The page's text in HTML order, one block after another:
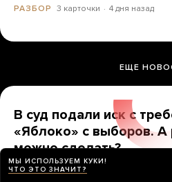
РАЗБОР 3 карточки 4 дня назад
ЕЩЕ
В суд подали иск с
«Яблоко» с выборов. А
можно сделать?
До какой даты надо
МЫ ИСПОЛЬЗУЕМ КУКИ!
ЧТО ЭТО ЗНАЧИТ?